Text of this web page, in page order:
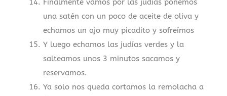
Finalmente vamos por las judías ponemos
una satén con un poco de aceite de oliva y
echamos un ajo muy picadito y sofreímos
Y luego echamos las judías verdes y la
salteamos unos 3 minutos sacamos y
reservamos.
Ya solo nos queda cortamos la remolacha a